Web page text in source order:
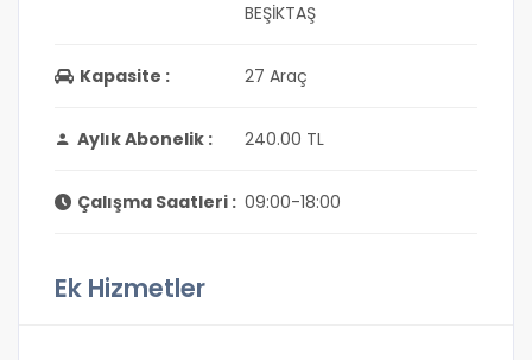
BEŞİKTAŞ
Kapasite : 27 Araç
Aylık Abonelik : 240.00 TL
Çalışma Saatleri : 09:00-18:00
Ek Hizmetler